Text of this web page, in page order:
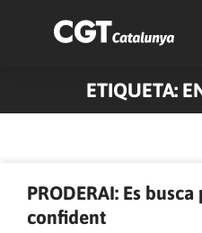
ETIQUETA:
PRODERAI: Es
confident